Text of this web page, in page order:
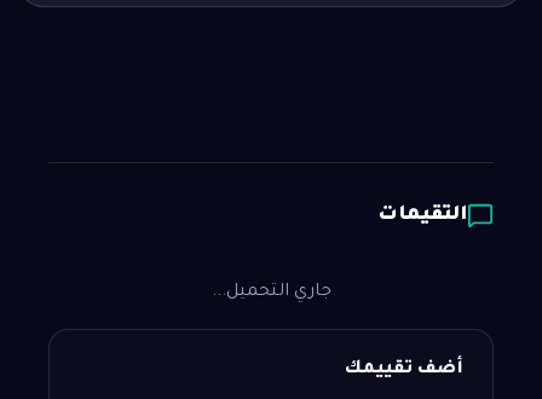
التقيمات
جاري التحميل...
أضف تقييمك